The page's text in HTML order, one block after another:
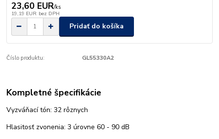
23,60 EUR/ks
19,19 EUR bez DPH
Pridať do košíka
Číslo produktu: GL55330A2
Kompletné špecifikácie
Vyzváňací tón: 32 rôznych
Hlasitosť zvonenia: 3 úrovne 60 - 90 dB